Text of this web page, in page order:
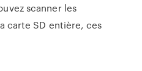
scanner les
carte SD entière, ces